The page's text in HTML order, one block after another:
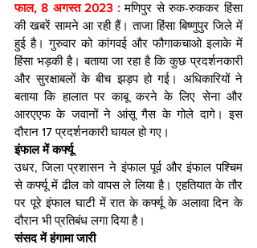
फाल, 8 अगस्त 2023 : मणिपुर से रुक-रुककर हिंसा
की खबरें सामने आ रही हैं। ताजा हिंसा बिष्णुपुर जिले में
हुई है। गुरुवार को कांगवई और फौगाकचाओ इलाके में
हिंसा भड़की है। बताया जा रहा है कि कुछ प्रदर्शनकारी
और सुरक्षाबलों के बीच झड़प हो गई। अधिकारियों ने
बताया कि हालात पर काबू करने के लिए सेना और
आरएएफ के जवानों ने आंसू गैस के गोले दागे। इस
दौरान 17 प्रदर्शनकारी घायल हो गए।
इंफाल में कर्फ्यू
उधर, जिला प्रशासन ने इंफाल पूर्व और इंफाल पश्चिम
से कर्फ्यू में ढील को वापस ले लिया है। एहतियात के तौर
पर पूरे इंफाल घाटी में रात के कर्फ्यू के अलावा दिन के
दौरान भी प्रतिबंध लगा दिया है।
संसद में हंगामा जारी